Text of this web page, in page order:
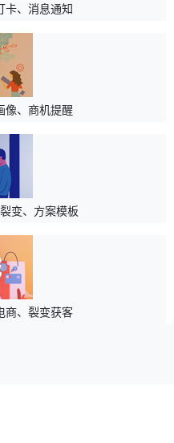
卡、消息通知
像、商机提醒
变、方案模板
商、裂变获客